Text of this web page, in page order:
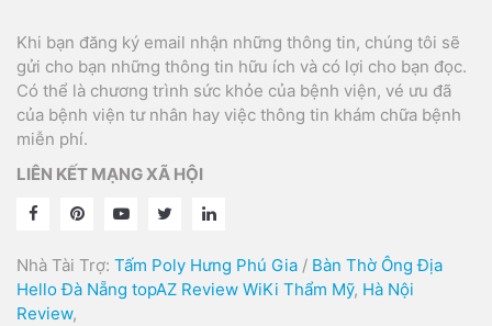
Khi bạn đăng ký email nhận những thông tin, chúng tôi sẽ
gửi cho bạn những thông tin hữu ích và có lợi cho bạn đọc.
Có thể là chương trình sức khỏe của bệnh viện, vé ưu đã
của bệnh viện tư nhân hay việc thông tin khám chữa bệnh
miễn phí.
LIÊN KẾT MẠNG XÃ HỘI
Nhà Tài Trợ: Tấm Poly Hưng Phú Gia / Bàn Thờ Ông Địa
Hello Đà Nẵng topAZ Review WiKi Thẩm Mỹ, Hà Nội
Review,